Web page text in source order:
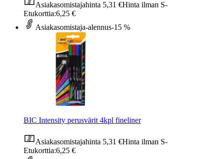
Asiakasomistajahinta 5,31 €Hinta ilman S-
Etukorttia:6,25 €
Asiakasomistaja-alennus-15 %
BIC Intensity perusvärit 4kpl fineliner
Asiakasomistajahinta 5,31 €Hinta ilman S-
Etukorttia:6,25 €